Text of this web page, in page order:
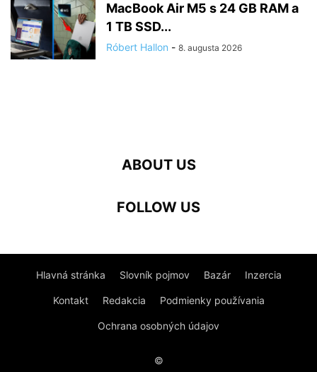
MacBook Air M5 s 24 GB RAM a
1 TB SSD...
Róbert Hallon - 8. augusta 2026
ABOUT US
FOLLOW US
Hlavná stránka Slovník pojmov Bazár Inzercia
Kontakt Redakcia Podmienky používania
Ochrana osobných údajov
©